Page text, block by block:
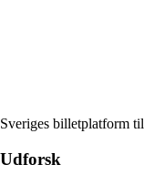
Sveriges billetplatform
Udforsk